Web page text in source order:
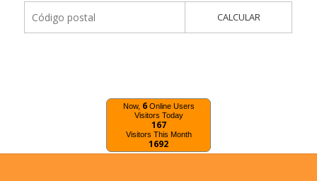
CALCULAR
Now, 6Online Users
Visitors Today
167
Visitors This Month
1692